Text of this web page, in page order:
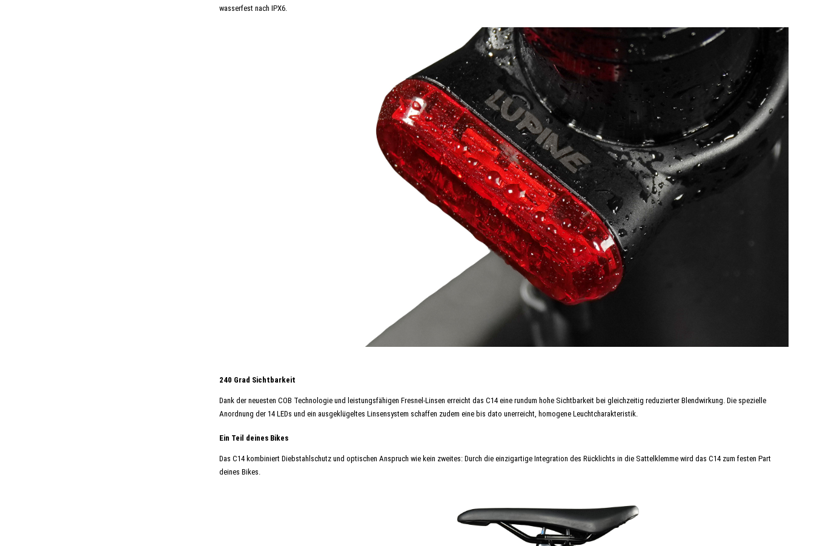
wasserfest nach IPX6.
240 Grad Sichtbarkeit
Dank der neuesten COB Technologie und leistungsfähigen Fresnel-Linsen erreicht das C14 eine rundum hohe Sichtbarkeit bei gleichzeitig reduzierter Blendwirkung. Die spezielle
Anordnung der 14 LEDs und ein ausgeklügeltes Linsensystem schaffen zudem eine bis dato unerreicht, homogene Leuchtcharakteristik.
Ein Teil deines Bikes
Das C14 kombiniert Diebstahlschutz und optischen Anspruch wie kein zweites: Durch die einzigartige Integration des Rücklichts in die Sattelklemme wird das C14 zum festen Part
deines Bikes.